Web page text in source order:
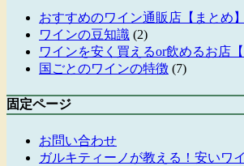
おすすめのワイン通販店【まとめ】
ワインの豆知識 (2)
ワインを安く買えるor飲めるお店【
国ごとのワインの特徴 (7)
固定ページ
お問い合わせ
ガルキティーノが教える！安いワ